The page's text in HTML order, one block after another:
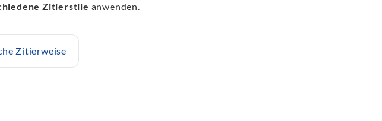
Zitierstile anwenden.
Zitierweise